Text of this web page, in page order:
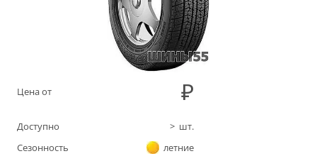
Цена от
Доступно > шт.
Сезонность
летние